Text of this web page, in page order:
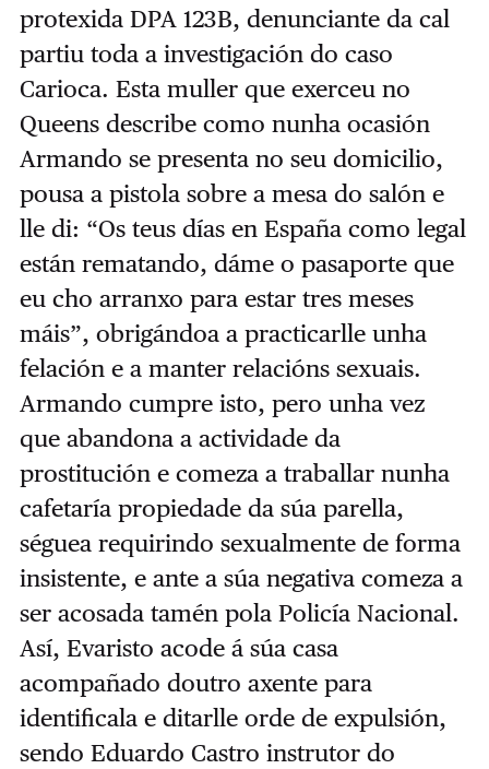
protexida DPA 123B, denunciante da cal
partiu toda a investigación do caso
Carioca. Esta muller que exerceu no
Queens describe como nunha ocasión
Armando se presenta no seu domicilio,
pousa a pistola sobre a mesa do salón e
lle di: “Os teus días en España como legal
están rematando, dáme o pasaporte que
eu cho arranxo para estar tres meses
máis”, obrigándoa a practicarlle unha
felación e a manter relacións sexuais.
Armando cumpre isto, pero unha vez
que abandona a actividade da
prostitución e comeza a traballar nunha
cafetaría propiedade da súa parella,
séguea requirindo sexualmente de forma
insistente, e ante a súa negativa comeza a
ser acosada tamén pola Policía Nacional.
Así, Evaristo acode á súa casa
acompañado doutro axente para
identificala e ditarlle orde de expulsión,
sendo Eduardo Castro instrutor do